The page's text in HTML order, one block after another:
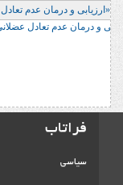
کتاب «ارزیابی و درمان
فراتاب
سیاسی